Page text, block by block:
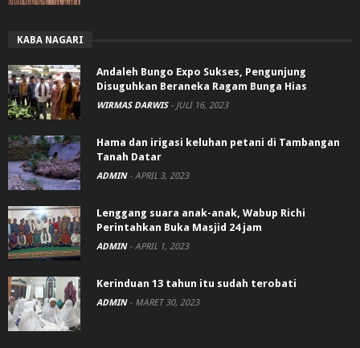
KABA NAGARI
Andaleh Bungo Expo Sukses, Pengunjung
Disuguhkan Beraneka Ragam Bunga Hias
WIRMAS DARWIS - JULI 16, 2023
Hama dan irigasi keluhan petani di Tambangan
Tanah Datar
ADMIN - APRIL 3, 2023
Lenggang suara anak-anak, Wabup Richi
Perintahkan Buka Masjid 24 jam
ADMIN - APRIL 1, 2023
Kerinduan 13 tahun itu sudah terobati
ADMIN - MARET 30, 2023